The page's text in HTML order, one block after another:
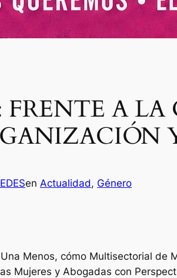
A
en Actualidad, Género
Menos, cómo Multisectorial de
Mujeres y Abogadas con